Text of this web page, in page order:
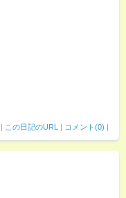
| この日記のURL | コメント(0) |